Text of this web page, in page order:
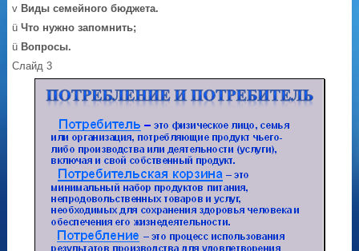
v Виды семейного бюджета.
ü Что нужно запомнить;
ü Вопросы.
Слайд 3